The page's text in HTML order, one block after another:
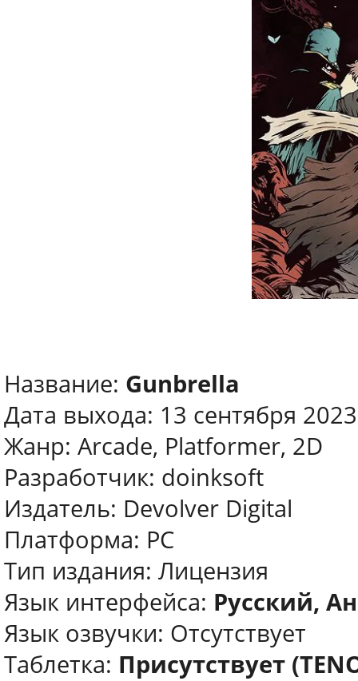
Название: Gunbrella
Дата выхода: 13 сентября 2023
Жанр: Arcade, Platformer, 2D
Разработчик: doinksoft
Издатель: Devolver Digital
Платформа: PC
Тип издания: Лицензия
Язык интерфейса: Русский,
Язык озвучки: Отсутствует
Таблетка: Присутствует